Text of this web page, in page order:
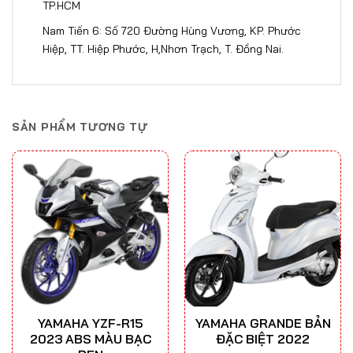
TP.HCM
Nam Tiến 6: Số 720 Đường Hùng Vương, KP. Phước
Hiệp, TT. Hiệp Phước, H,Nhơn Trạch, T. Đồng Nai​​​.
SẢN PHẨM TƯƠNG TỰ
YAMAHA YZF-R15
2023 ABS MÀU BẠC
YAMAHA GRANDE BẢN
ĐẶC BIỆT 2022